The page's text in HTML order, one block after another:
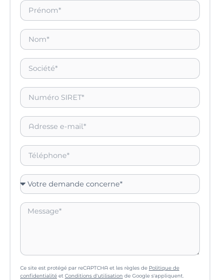
Ce site est protégé par reCAPTCHA et les règles de Politique de
confidentialité et Conditions d'utilisation de Google s'appliquent.